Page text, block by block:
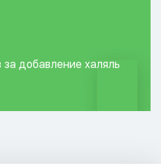
за добавление халяль